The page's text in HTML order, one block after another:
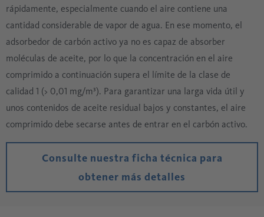
rápidamente, especialmente cuando el aire contiene una
cantidad considerable de vapor de agua. En ese momento, el
adsorbedor de carbón activo ya no es capaz de absorber
moléculas de aceite, por lo que la concentración en el aire
comprimido a continuación supera el límite de la clase de
calidad 1 (> 0,01 mg/m³). Para garantizar una larga vida útil y
unos contenidos de aceite residual bajos y constantes, el aire
comprimido debe secarse antes de entrar en el carbón activo.
Consulte nuestra ficha técnica para
obtener más detalles